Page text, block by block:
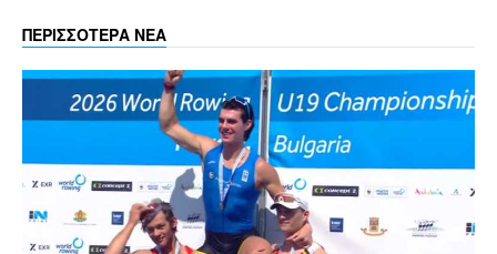
ΠΕΡΙΣΣΟΤΕΡΑ ΝΕΑ